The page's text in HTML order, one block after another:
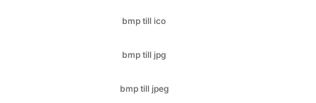
bmp till jpeg
bmp till png
bmp till pdf